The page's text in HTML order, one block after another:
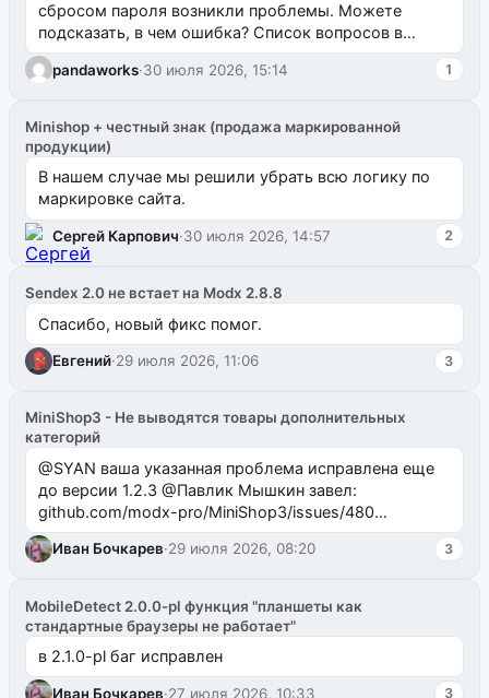
сбросом пароля возникли проблемы. Можете
подсказать, в чем ошибка? Список вопросов в
одноименном разделе на modx.pro пока пуст, и,...
pandaworks·30 июля 2026, 15:14 1
Minishop + честный знак (продажа маркированной
продукции)
В нашем случае мы решили убрать всю логику по
маркировке сайта.
Сергей Карпович·30 июля 2026, 14:57 2
Sendex 2.0 не встает на Modx 2.8.8
Спасибо, новый фикс помог.
Евгений·29 июля 2026, 11:06 3
MiniShop3 - Не выводятся товары дополнительных
категорий
@SYAN ваша указанная проблема исправлена еще
до версии 1.2.3 @Павлик Мышкин завел:
github.com/modx-pro/MiniShop3/issues/480
github.com/modx-pro/MiniShop3/issues/481Исправим
в б...
Иван Бочкарев·29 июля 2026, 08:20 3
MobileDetect 2.0.0-pl функция "планшеты как
стандартные браузеры не работает"
в 2.1.0-pl баг исправлен
Иван Бочкарев·27 июля 2026, 10:33 3